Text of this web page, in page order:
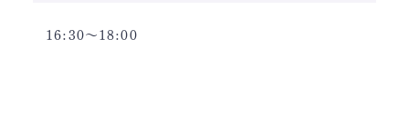
16:30〜18:00